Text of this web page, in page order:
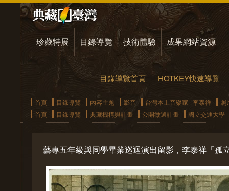
珍藏特展 目錄導覽 技術體驗 成果網站資源
目錄導覽首頁 HOTKEY快速導覽
首頁 目錄導覽 內容主題 影音 台灣本土音樂家─李泰祥
照
首頁
目錄導覽 典藏機構與計畫 公開徵選計畫 國立交通大學
藝專五年級與同學畢業巡迴演出留影，李泰祥「孤